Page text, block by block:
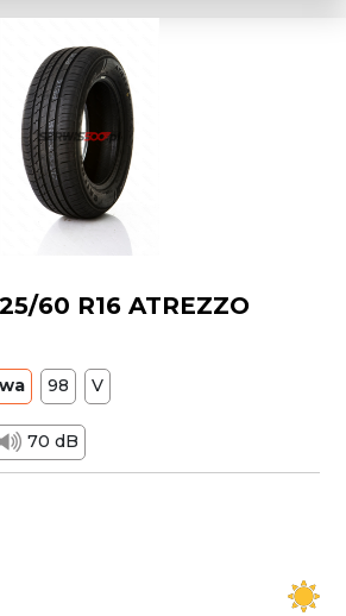
60 R16 ATREZZO
98 V
70 dB